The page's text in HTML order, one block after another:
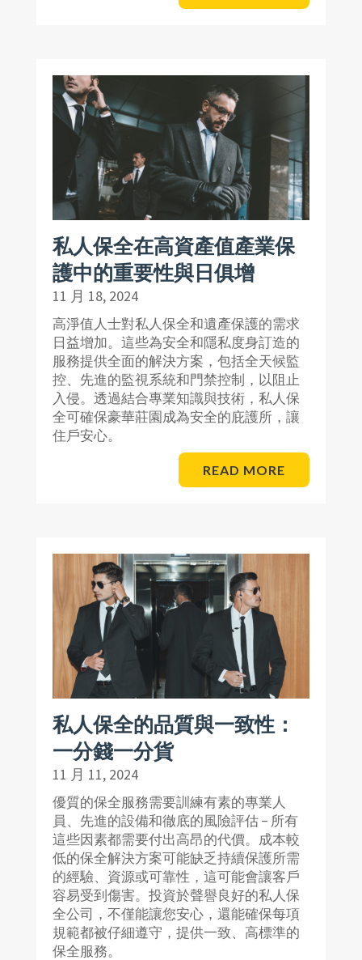
私人保全在高資產值產業保
護中的重要性與日俱增
11 月 18, 2024
高淨值人士對私人保全和遺產保護的需求
日益增加。這些為安全和隱私度身訂造的
服務提供全面的解決方案，包括全天候監
控、先進的監視系統和門禁控制，以阻止
入侵。透過結合專業知識與技術，私人保
全可確保豪華莊園成為安全的庇護所，讓
住戶安心。
READ MORE
私人保全的品質與一致性：
一分錢一分貨
11 月 11, 2024
優質的保全服務需要訓練有素的專業人
員、先進的設備和徹底的風險評估 – 所有
這些因素都需要付出高昂的代價。成本較
低的保全解決方案可能缺乏持續保護所需
的經驗、資源或可靠性，這可能會讓客戶
容易受到傷害。投資於聲譽良好的私人保
全公司，不僅能讓您安心，還能確保每項
規範都被仔細遵守，提供一致、高標準的
保全服務。